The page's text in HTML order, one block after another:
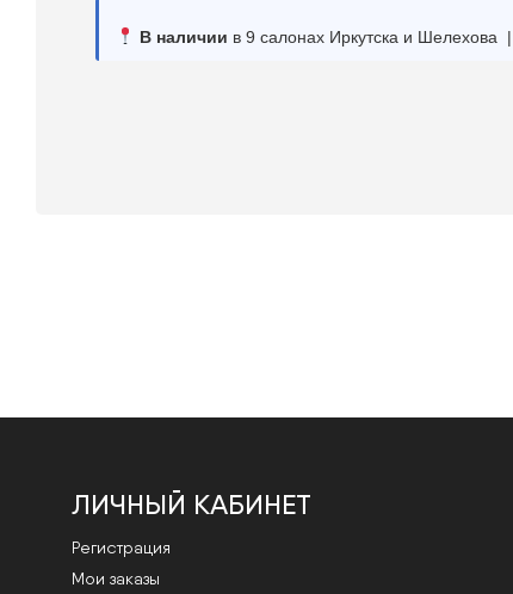
В наличии в 9 салонах Иркутска и Шелехова |
ЛИЧНЫЙ КАБИНЕТ
Регистрация
Мои заказы